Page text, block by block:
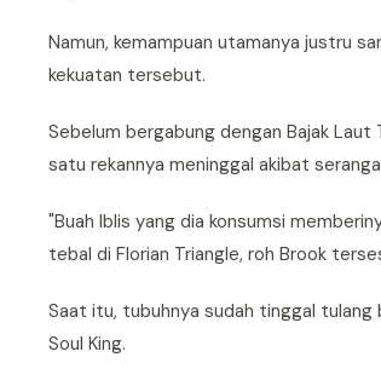
Namun, kemampuan utamanya justru
kekuatan tersebut.
Sebelum bergabung dengan Bajak
satu rekannya meninggal akibat
"Buah Iblis yang dia konsumsi
tebal di Florian Triangle, roh Brook
Saat itu, tubuhnya sudah tinggal tulang
Soul King.